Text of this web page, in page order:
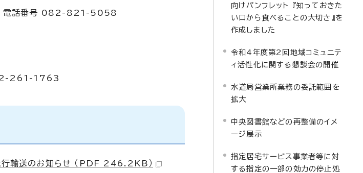
電話番号 082-821-5058
261-1763
行輸送のお知らせ （PDF 246.2KB）
向けパンフレット 『知っておきた
い口から食べることの大切さ』を
作成しました
令和4年度第2回地域コミュニテ
ィ活性化に関する懇談会の開催
水道局営業所業務の委託範囲を
拡大
中央図書館などの再整備のイメ
ージ展示
指定居宅サービス事業者等に対
する指定の一部の効力の停止処